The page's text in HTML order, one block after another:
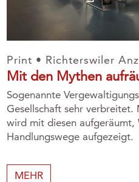
Print • Richterswiler
Mit den Mythen
Sogenannte
Gesellschaft sehr verbreitet.
wird mit diesen aufgeräumt,
Handlungswege aufgezeigt.
MEHR